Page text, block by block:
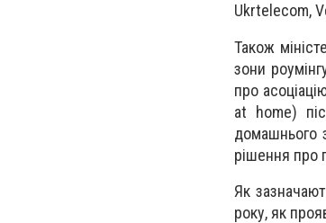
Ukrtelecom,
Також
зони
про
at home)
домашнього
рішення про
Як
року, як